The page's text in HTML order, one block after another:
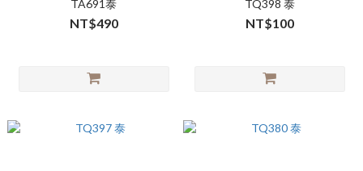
TA691泰
NT$490
TQ398 泰
NT$100